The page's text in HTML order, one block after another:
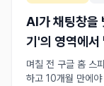
AI가 채팅창을
기'의 영역에서
며칠 전 구글 홈 스
하고 10개월 만에야